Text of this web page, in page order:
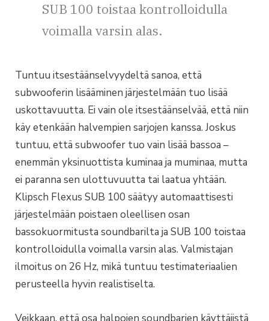
SUB 100 toistaa kontrolloidulla
voimalla varsin alas.
Tuntuu itsestäänselvyydeltä sanoa, että
subwooferin lisääminen järjestelmään tuo lisää
uskottavuutta. Ei vain ole itsestäänselvää, että niin
käy etenkään halvempien sarjojen kanssa. Joskus
tuntuu, että subwoofer tuo vain lisää bassoa –
enemmän yksinuottista kuminaa ja muminaa, mutta
ei paranna sen ulottuvuutta tai laatua yhtään.
Klipsch Flexus SUB 100 säätyy automaattisesti
järjestelmään poistaen oleellisen osan
bassokuormitusta soundbarilta ja SUB 100 toistaa
kontrolloidulla voimalla varsin alas. Valmistajan
ilmoitus on 26 Hz, mikä tuntuu testimateriaalien
perusteella hyvin realistiselta.